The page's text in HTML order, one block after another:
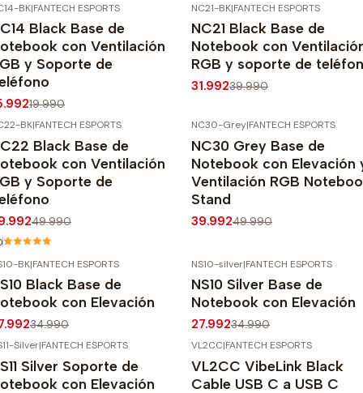
OFF
BK|FANTECH ESPORTS
Black Base de
con Ventilación
y Soporte de
19.990
-20% OFF
NC21-BK|FANTECH ESPORTS
NC21 Black Base de
Notebook con
RGB y soporte de
31.99239.990
OFF
BK|FANTECH ESPORTS
Black Base de
con Ventilación
y Soporte de
49.990
Agotado
NC30-Grey|FANTECH ESPORTS
NC30 Grey Base de
Notebook con Elevación
Ventilación RGB
Stand
39.99249.990
OFF
BK|FANTECH ESPORTS
Black Base de
con Elevación
34.990
-20% OFF
NS10-silver|FANTECH ESPORTS
NS10 Silver Base de
Notebook con Elevación
27.99234.990
Silver|FANTECH ESPORTS
Silver Soporte de
con Elevación
VL2CC|FANTECH ESPORTS
VL2CC VibeLink Black
Cable USB C a USB C